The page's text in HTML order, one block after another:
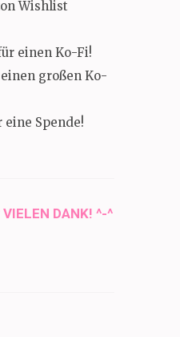
Wishlist
einen Ko-Fi!
großen Ko-
Spende!
DANK! ^-^